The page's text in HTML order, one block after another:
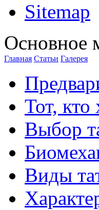
Sitemap
Оснoвнoе
Главная Стaтьи Галерея
Тот,
Выбор
Виды